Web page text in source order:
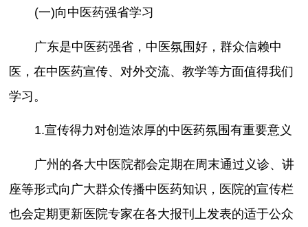
(一)向中医药强省学习
广东是中医药强省，中医氛围好，群众信赖中
医，在中医药宣传、对外交流、教学等方面值得我们
学习。
1.宣传得力对创造浓厚的中医药氛围有重要意义
广州的各大中医院都会定期在周末通过义诊、讲
座等形式向广大群众传播中医药知识，医院的宣传栏
也会定期更新医院专家在各大报刊上发表的适于公众